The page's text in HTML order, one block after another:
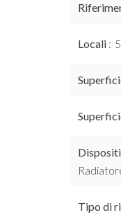
Locali
Tipo di